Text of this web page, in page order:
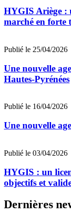
HYGIS Ariège :
marché en forte
Publié le 25/04/2026
Une nouvelle
Hautes-Pyrénées
Publié le 16/04/2026
Une nouvelle
Publié le 03/04/2026
HYGIS : un
objectifs et
Dernières